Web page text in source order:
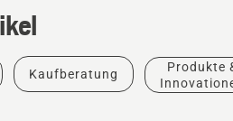
Kaufberatung
Produkte
Lösungen